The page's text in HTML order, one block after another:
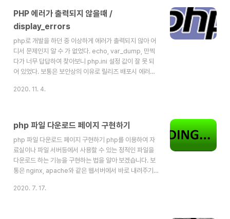
PHP 에러가 출력되지 않을때 /
display_errors
php로 개발을 하던 중 이상하게 에러가 출력되지 않아 어
디서 문제인지 알 수 가 없었다. echo, var_dump, 만찍
다가 너무 답답하여 찾아보니 php.ini 설정 값이 잘 못 되
어 있었다. 보통은 보안상의 이유로 릴리즈 배포시 에러를
는 에러를 알아야 하기 때문에 켜놓는게 좋다. php.ini에서
2020. 11. 4.
php 파일 다운로드 페이지 구현하기
php 파일 다운로드 페이지 구현하기 php를 이용하여 자
료실이나 파일 서버등에서 사용할 수 있는 정적인 파일을
다운로드 하는 기능을 구현하는 법을 알아 보겠습니다. 보
통은 nginx, apache와 같은 웹서버에서 바로 내려주기도
수 있습니다.
2020. 7. 17.